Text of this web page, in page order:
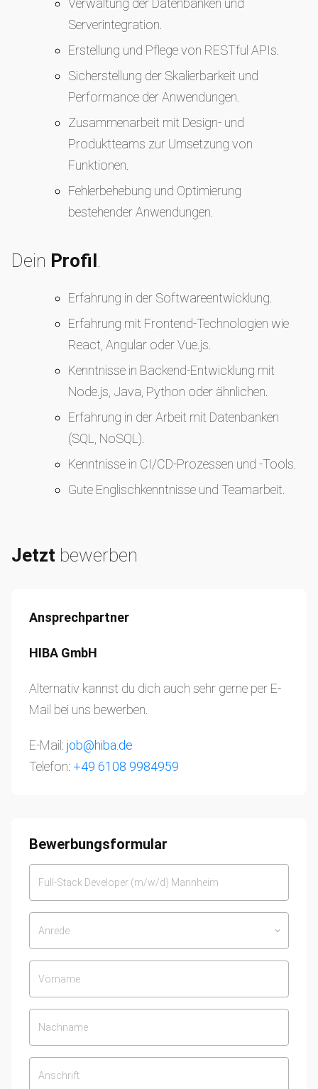
Verwaltung der Datenbanken und
Serverintegration.
Erstellung und Pflege von RESTful APIs.
Sicherstellung der Skalierbarkeit und
Performance der Anwendungen.
Zusammenarbeit mit Design- und
Produktteams zur Umsetzung von
Funktionen.
Fehlerbehebung und Optimierung
bestehender Anwendungen.
Dein Profil.
Erfahrung in der Softwareentwicklung.
Erfahrung mit Frontend-Technologien wie
React, Angular oder Vue.js.
Kenntnisse in Backend-Entwicklung mit
Node.js, Java, Python oder ähnlichen.
Erfahrung in der Arbeit mit Datenbanken
(SQL, NoSQL).
Kenntnisse in CI/CD-Prozessen und -Tools.
Gute Englischkenntnisse und Teamarbeit.
Jetzt bewerben
Ansprechpartner
HIBA GmbH
Alternativ kannst du dich auch sehr gerne per E-
Mail bei uns bewerben.
E-Mail: job@hiba.de
Telefon: +49 6108 9984959
Bewerbungsformular
Anrede keyboard_arrow_down